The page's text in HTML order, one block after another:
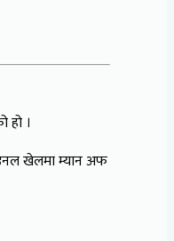
हो ।
खेलमा म्यान अफ